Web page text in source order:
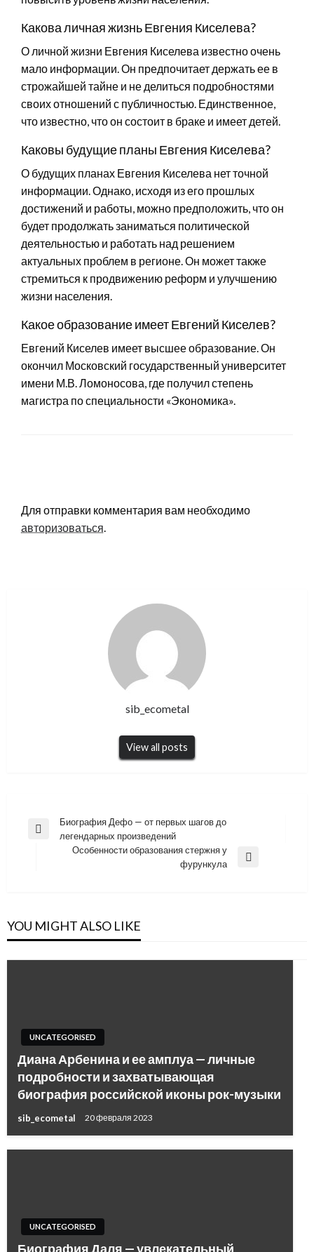
Какова личная жизнь Евгения Киселева?
О личной жизни Евгения Киселева известно очень
мало информации. Он предпочитает держать ее в
строжайшей тайне и не делиться подробностями
своих отношений с публичностью. Единственное,
что известно, что он состоит в браке и имеет детей.
Каковы будущие планы Евгения Киселева?
О будущих планах Евгения Киселева нет точной
информации. Однако, исходя из его прошлых
достижений и работы, можно предположить, что он
будет продолжать заниматься политической
деятельностью и работать над решением
актуальных проблем в регионе. Он может также
стремиться к продвижению реформ и улучшению
жизни населения.
Какое образование имеет Евгений Киселев?
Евгений Киселев имеет высшее образование. Он
окончил Московский государственный университет
имени М.В. Ломоносова, где получил степень
магистра по специальности «Экономика».
Для отправки комментария вам необходимо
авторизоваться.
sib_ecometal
View all posts
Навигация
Previous
Биография Дефо — от первых шагов до
легендарных произведений
Особенности образования стержня у
фурункула
YOU MIGHT ALSO LIKE
UNCATEGORISED
Диана Арбенина и ее амплуа — личные
подробности и захватывающая
биография российской иконы рок-музыки
sib_ecometal 20 февраля 2023
UNCATEGORISED
Биография Даля — увлекательный